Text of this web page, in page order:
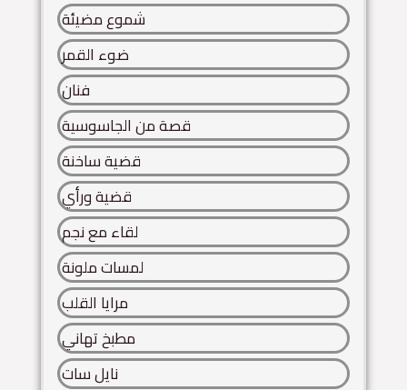
شموع مضيئة
ضوء القمر
فنان
قصة من الجاسوسية
قضية ساخنة
قضية ورأي
لقاء مع نجم
لمسات ملونة
مرايا القلب
مطبخ تهاني
نايل سات